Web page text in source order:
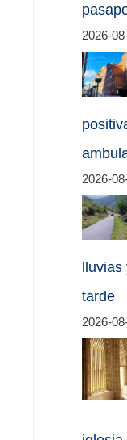
2026-
2026-
tarde
2026-